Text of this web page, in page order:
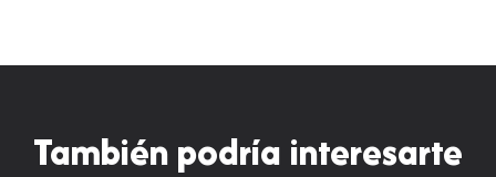
300mm f/4.5-6.3G ED
Descripción general
También podría interesarte